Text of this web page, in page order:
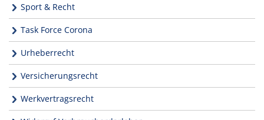
Sport & Recht
Task Force Corona
Urheberrecht
Versicherungsrecht
Werkvertragsrecht